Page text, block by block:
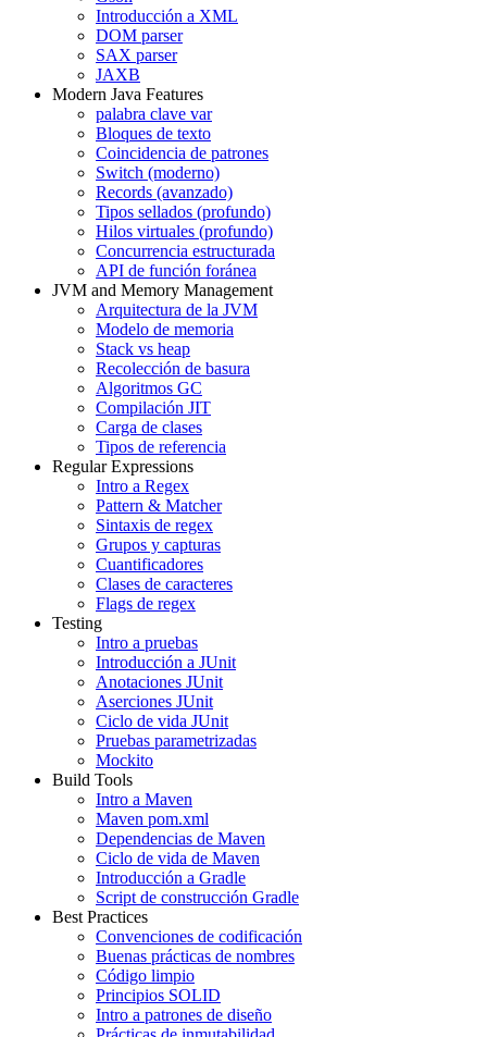
Introducción a XML
DOM parser
SAX parser
JAXB
Modern Java Features
palabra clave var
Bloques de texto
Coincidencia de patrones
Switch (moderno)
Records (avanzado)
Tipos sellados (profundo)
Hilos virtuales (profundo)
Concurrencia estructurada
API de función foránea
JVM and Memory Management
Arquitectura de la JVM
Modelo de memoria
Stack vs heap
Recolección de basura
Algoritmos GC
Compilación JIT
Carga de clases
Tipos de referencia
Regular Expressions
Intro a Regex
Pattern & Matcher
Sintaxis de regex
Grupos y capturas
Cuantificadores
Clases de caracteres
Flags de regex
Testing
Intro a pruebas
Introducción a JUnit
Anotaciones JUnit
Aserciones JUnit
Ciclo de vida JUnit
Pruebas parametrizadas
Mockito
Build Tools
Intro a Maven
Maven pom.xml
Dependencias de Maven
Ciclo de vida de Maven
Introducción a Gradle
Script de construcción Gradle
Best Practices
Convenciones de codificación
Buenas prácticas de nombres
Código limpio
Principios SOLID
Intro a patrones de diseño